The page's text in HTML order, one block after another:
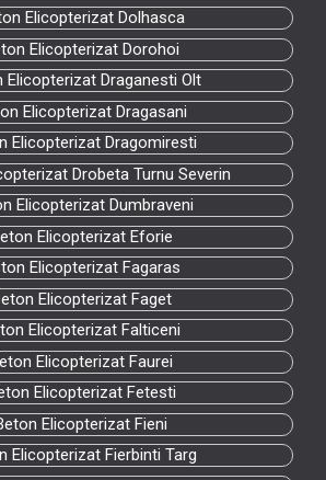
Elicopterizat Dolhasca
Elicopterizat Dorohoi
Elicopterizat Draganesti Olt
Elicopterizat Dragasani
Elicopterizat Dragomiresti
Drobeta Turnu Severin
Elicopterizat Dumbraveni
Elicopterizat Eforie
Elicopterizat Fagaras
Elicopterizat Faget
Elicopterizat Falticeni
Elicopterizat Faurei
Elicopterizat Fetesti
Elicopterizat Fieni
Elicopterizat Fierbinti Targ